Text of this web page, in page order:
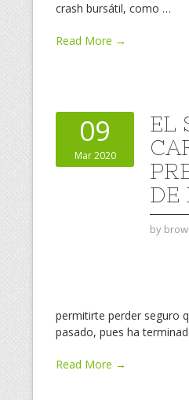
crash bursátil, como …
Read More →
09
Mar 2020
EL
DE
by
permitirte perder seguro
pasado, pues ha
Read More →